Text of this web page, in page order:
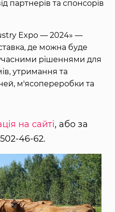
партнерів та спонсорів
Expo — 2024» —
де можна буде
рішеннями для
утримання та
м'ясопереробки та
на сайті, або за
46-62.